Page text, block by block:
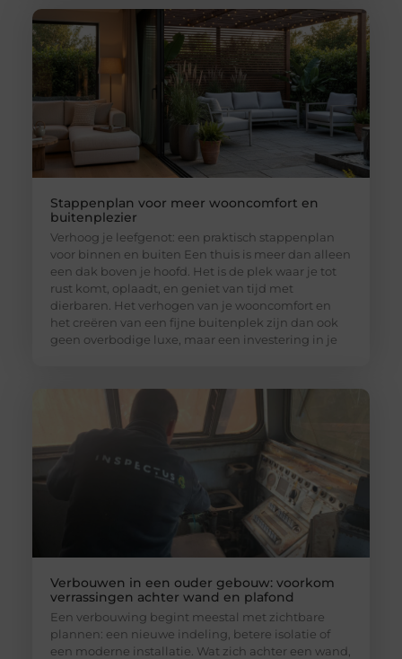
Stappenplan voor meer wooncomfort en
buitenplezier
Verhoog je leefgenot: een praktisch stappenplan
voor binnen en buiten Een thuis is meer dan alleen
een dak boven je hoofd. Het is de plek waar je tot
rust komt, oplaadt, en geniet van tijd met
dierbaren. Het verhogen van je wooncomfort en
het creëren van een fijne buitenplek zijn dan ook
geen overbodige luxe, maar een investering in je
Verbouwen in een ouder gebouw: voorkom
verrassingen achter wand en plafond
Een verbouwing begint meestal met zichtbare
plannen: een nieuwe indeling, betere isolatie of
een moderne installatie. Wat zich achter een wand,